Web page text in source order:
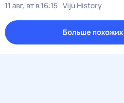
11 авг, вт в 16:15 Viju History
Больше